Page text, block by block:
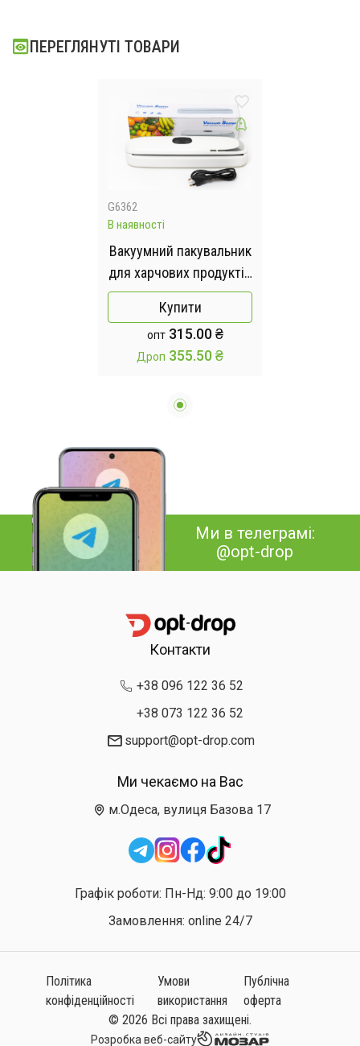
ПЕРЕГЛЯНУТІ ТОВАРИ
G6362
В наявності
Вакуумний пакувальник
для харчових продуктів
з дисплеєм Vacuum
sealer Model 1
Купити
опт 315.00 ₴
Дроп 355.50 ₴
Ми в телеграмі:
@opt-drop
Контакти
+38 096 122 36 52
+38 073 122 36 52
support@opt-drop.com
Ми чекаємо на Вас
м.Одеса, вулиця Базова 17
Графік роботи: Пн-Нд: 9:00 до 19:00
Замовлення: online 24/7
Політика
конфіденційності
Умови
використання
Публічна
оферта
© 2026 Всі права захищені.
Розробка веб-сайту